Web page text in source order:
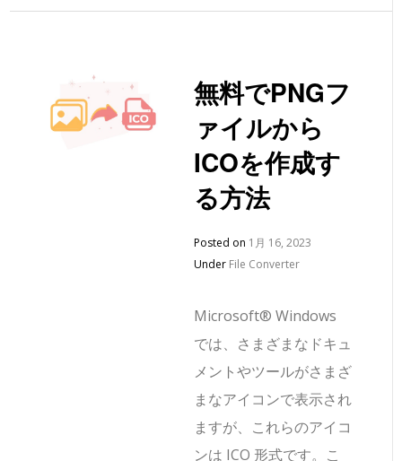
無料でPNGフ
ァイルから
ICOを作成す
る方法
Posted on 1月 16, 2023
Under File Converter
Microsoft® Windows
では、さまざまなドキュ
メントやツールがさまざ
まなアイコンで表示され
ますが、これらのアイコ
ンは ICO 形式です。こ